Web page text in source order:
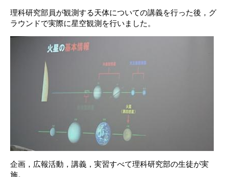
理科研究部員が観測する天体についての講義を行った後，グ
ラウンドで実際に星空観測を行いました。
企画，広報活動，講義，実習すべて理科研究部の生徒が実
施。